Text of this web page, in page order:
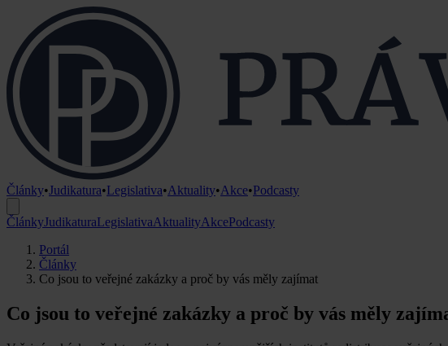
Články•Judikatura•Legislativa•Aktuality•Akce•Podcasty
ČlánkyJudikaturaLegislativaAktualityAkcePodcasty
Portál
Články
Co jsou to veřejné zakázky a proč by vás měly zajímat
Co jsou to veřejné zakázky a proč by vás měly